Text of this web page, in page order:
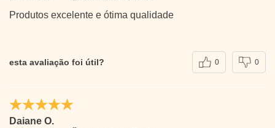
Produtos excelente e ótima qualidade
esta avaliação foi útil? 0 0
Daiane O.